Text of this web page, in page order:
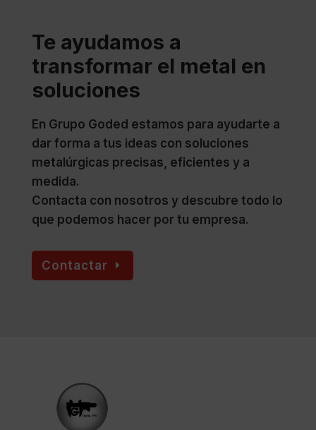
Te ayudamos a
transformar el metal en
soluciones
En Grupo Goded estamos para ayudarte a
dar forma a tus ideas con soluciones
metalúrgicas precisas, eficientes y a
medida.
Contacta con nosotros y descubre todo lo
que podemos hacer por tu empresa.
Contactar